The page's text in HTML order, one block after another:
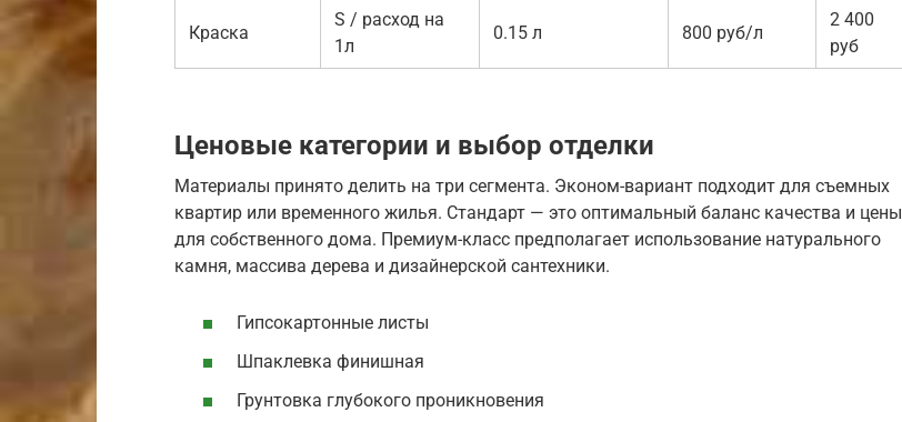
Краска
S / расход на
1л
0.15 л 800 руб/л
2 400
руб
Ценовые категории и выбор отделки
Материалы принято делить на три сегмента. Эконом-вариант подходит для съемных
квартир или временного жилья. Стандарт — это оптимальный баланс качества и цены
для собственного дома. Премиум-класс предполагает использование натурального
камня, массива дерева и дизайнерской сантехники.
Гипсокартонные листы
Шпаклевка финишная
Грунтовка глубокого проникновения